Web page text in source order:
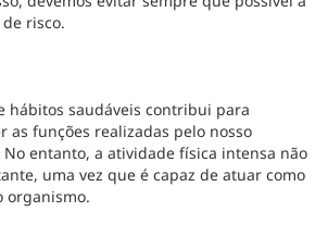
risco.
hábitos saudáveis contribui para
as funções realizadas pelo nosso
entanto, a atividade física intensa não
uma vez que é capaz de atuar como
organismo.